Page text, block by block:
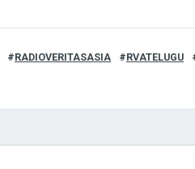
RADIOVERITASASIA RVATELUGU